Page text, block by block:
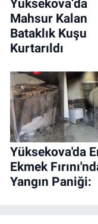
Yüksekova’da
Mahsur Kalan
Bataklık Kuşu
Kurtarıldı
Yüksekova'da
Ekmek
Yangın Paniği: